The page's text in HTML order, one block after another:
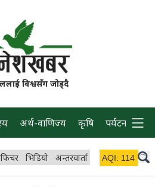
विश्वसँग जोड्दै
अर्थ-वाणिज्य कृषि पर्यटन प्रवास
भिडियो अन्तरवार्ता विचार/ब्लग
AQI: 114